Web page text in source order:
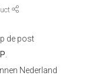
de post
Nederland